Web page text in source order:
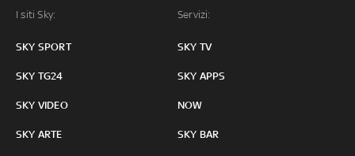
I siti Sky:
SKY SPORT
SKY TG24
SKY VIDEO
SKY ARTE
Servizi:
SKY TV
SKY APPS
NOW
SKY BAR